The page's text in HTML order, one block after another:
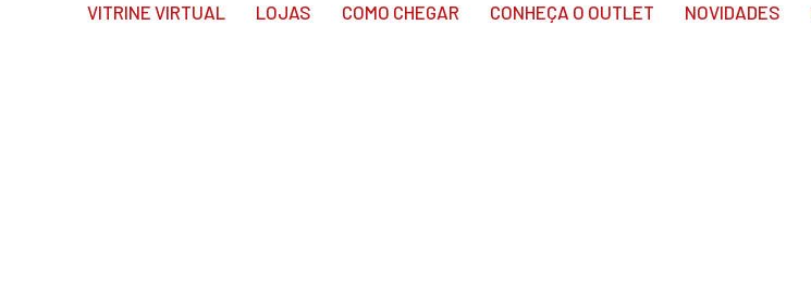
VITRINE VIRTUAL LOJAS COMO CHEGAR CONHEÇA O OUTLET NOVIDADES